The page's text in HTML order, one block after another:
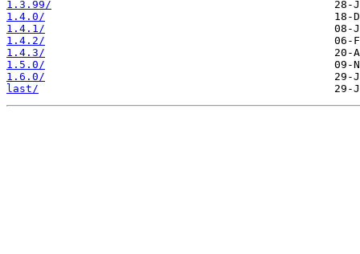
1.3.99/
1.4.0/
1.4.1/
1.4.2/
1.4.3/
1.5.0/
1.6.0/
last/